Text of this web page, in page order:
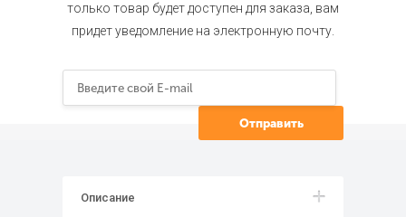
только товар будет доступен для заказа, вам
придет уведомление на электронную почту.
Описание